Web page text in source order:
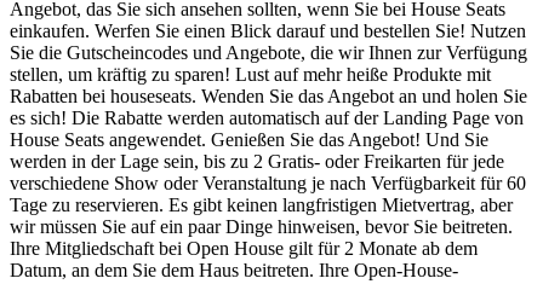
Angebot, das Sie sich ansehen sollten, wenn Sie bei House Seats
einkaufen. Werfen Sie einen Blick darauf und bestellen Sie! Nutzen
Sie die Gutscheincodes und Angebote, die wir Ihnen zur Verfügung
stellen, um kräftig zu sparen! Lust auf mehr heiße Produkte mit
Rabatten bei houseseats. Wenden Sie das Angebot an und holen Sie
es sich! Die Rabatte werden automatisch auf der Landing Page von
House Seats angewendet. Genießen Sie das Angebot! Und Sie
werden in der Lage sein, bis zu 2 Gratis- oder Freikarten für jede
verschiedene Show oder Veranstaltung je nach Verfügbarkeit für 60
Tage zu reservieren. Es gibt keinen langfristigen Mietvertrag, aber
wir müssen Sie auf ein paar Dinge hinweisen, bevor Sie beitreten.
Ihre Mitgliedschaft bei Open House gilt für 2 Monate ab dem
Datum, an dem Sie dem Haus beitreten. Ihre Open-House-